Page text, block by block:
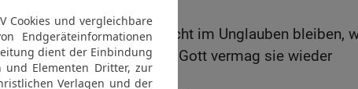
23
Jene aber, sofern sie nicht im Unglauben bleiben,
eingepfropft werden; denn Gott vermag sie wieder
einzupfropfen.